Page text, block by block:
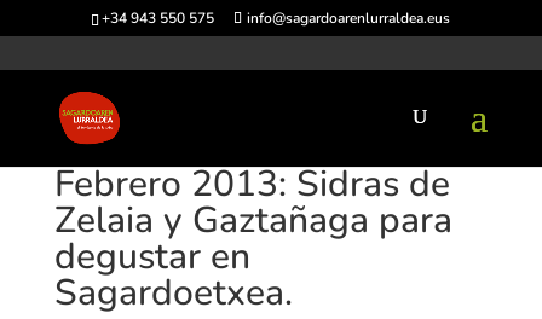
+34 943 550 575 info@sagardoarenlurraldea.eus
Febrero 2013: Sidras de
Zelaia y Gaztañaga para
degustar en
Sagardoetxea.